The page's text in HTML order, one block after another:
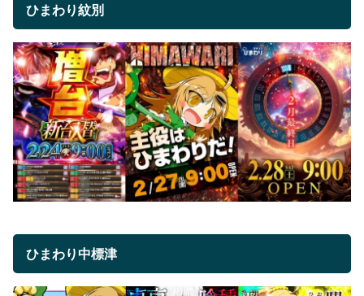
ひまわり紋別
ひまわり中標津